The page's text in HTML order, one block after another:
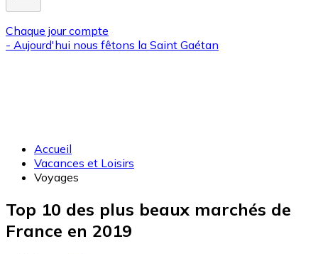
Chaque jour compte
- Aujourd'hui nous fêtons la Saint Gaétan
Accueil
Vacances et Loisirs
Voyages
Top 10 des plus beaux marchés de
France en 2019